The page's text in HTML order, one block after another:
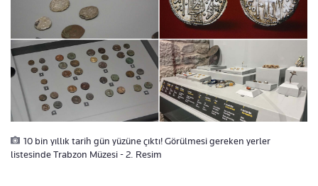
10 bin yıllık tarih gün yüzüne çıktı! Görülmesi gereken yerler
listesinde Trabzon Müzesi - 2. Resim